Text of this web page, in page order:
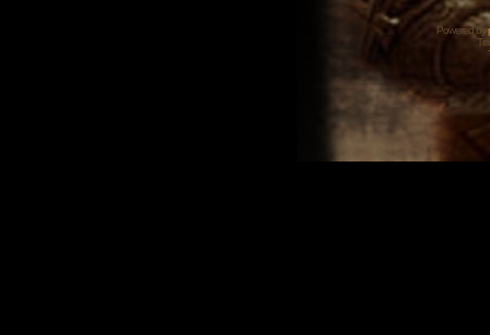
Powered by